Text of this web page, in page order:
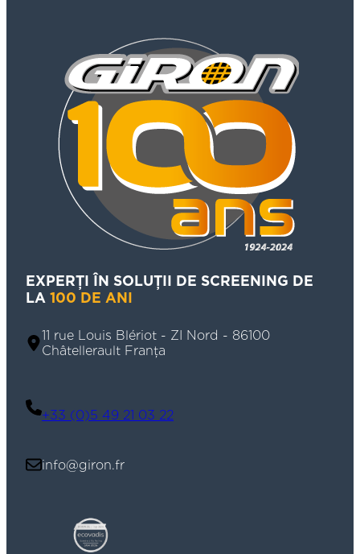
EXPERȚI ÎN SOLUȚII DE SCREENING DE
LA 100 DE ANI
11 rue Louis Blériot - ZI Nord - 86100
Châtellerault Franța
+33 (0)5 49 21 03 22
info@giron.fr